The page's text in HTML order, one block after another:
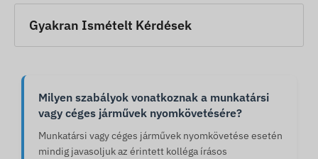
Gyakran Ismételt Kérdések
Milyen szabályok vonatkoznak a munkatársi
vagy céges járművek nyomkövetésére?
Munkatársi vagy céges járművek nyomkövetése esetén
mindig javasoljuk az érintett kolléga írásos